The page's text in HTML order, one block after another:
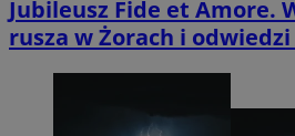
Jubileusz Fide et Amore.
rusza w Żorach i odwiedzi